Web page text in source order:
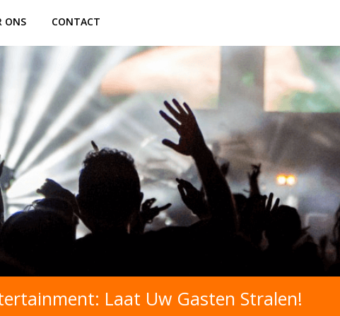
ONS CONTACT
Laat Uw Gasten Stralen!